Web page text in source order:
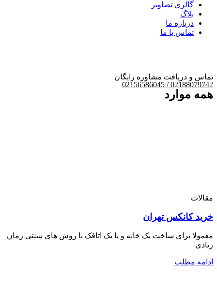
گالری تصاویر
بلاگ
درباره ما
تماس با ما
تماس و دریافت مشاوره رایگان
02188079742 / 02156586045
همه موارد
مقالات
خرید کانکس تهران
معمولا برای ساخت یک خانه و یا یک اتاقک با روش های سنتی زمان
زیادی
ادامه مطلب